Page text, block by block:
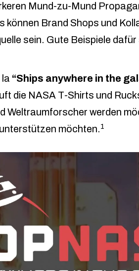
Mund-zu-Mund
können Brand Shops und
sein. Gute Beispiele dafür
“Ships anywhere in the
die NASA T-Shirts und
Weltraumforscher werden
möchten.1